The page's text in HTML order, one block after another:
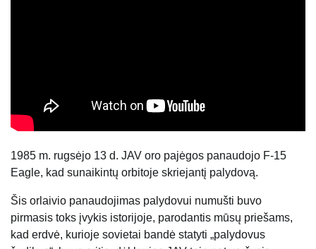
1985 m. rugsėjo 13 d. JAV oro pajėgos panaudojo F-15
Eagle, kad sunaikintų orbitoje skriejantį palydovą.
Šis orlaivio panaudojimas palydovui numušti buvo
pirmasis toks įvykis istorijoje, parodantis mūsų priešams,
kad erdvė, kurioje sovietai bandė statyti „palydovus